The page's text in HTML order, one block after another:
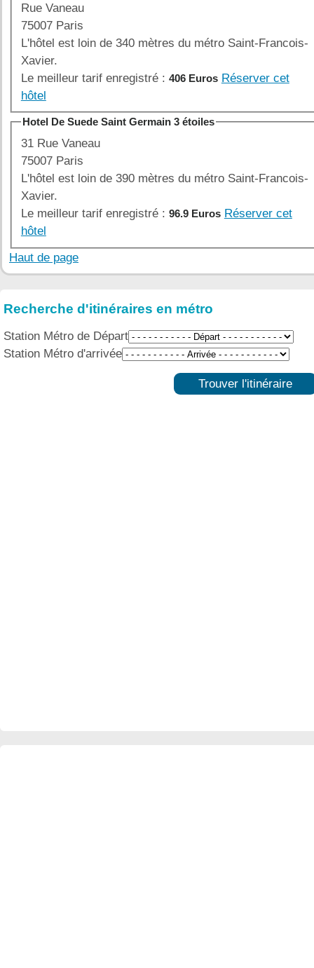
Rue Vaneau
75007 Paris
L'hôtel est loin de 340 mètres du métro Saint-Francois-
Xavier.
Le meilleur tarif enregistré : 406 Euros Réserver cet
hôtel
Hotel De Suede Saint Germain 3 étoiles
31 Rue Vaneau
75007 Paris
L'hôtel est loin de 390 mètres du métro Saint-Francois-
Xavier.
Le meilleur tarif enregistré : 96.9 Euros Réserver cet
hôtel
Haut de page
Recherche d'itinéraires en métro
Station Métro de Départ
Station Métro d'arrivée